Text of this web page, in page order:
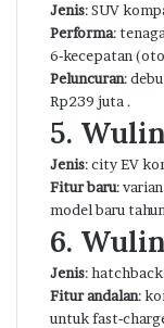
Jenis: SUV
Performa:
6‑kecepatan (
Peluncuran:
Rp239 juta .
5.
Jenis: city EV
Fitur baru:
model baru
6.
Jenis:
Fitur andalan:
untuk